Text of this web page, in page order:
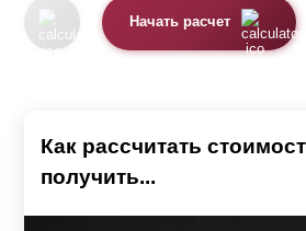
Начать расчет
Как рассчитать
получить...